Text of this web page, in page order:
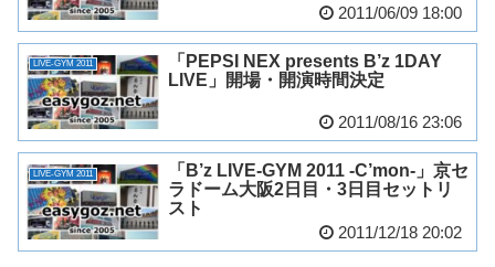
2011/06/09 18:00
LIVE-GYM 2011
「PEPSI NEX presents B’z 1DAY
LIVE」開場・開演時間決定
2011/08/16 23:06
LIVE-GYM 2011
「B’z LIVE-GYM 2011 -C’mon-」京セ
ラドーム大阪2日目・3日目セットリ
スト
2011/12/18 20:02